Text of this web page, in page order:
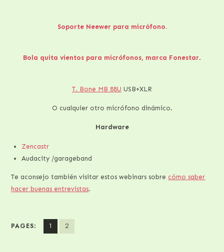
Soporte Neewer para micrófono.
Bola quita vientos para micrófonos, marca Fonestar.
T. Bone MB 88U USB+XLR
O cualquier otro micrófono dinámico.
Hardware
Zencastr
Audacity /garageband
Te aconsejo también visitar estos webinars sobre cómo saber
hacer buenas entrevistas.
PAGES: 1 2